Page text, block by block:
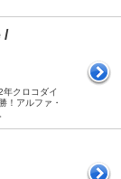
/
クロコダイ
！アルファ・